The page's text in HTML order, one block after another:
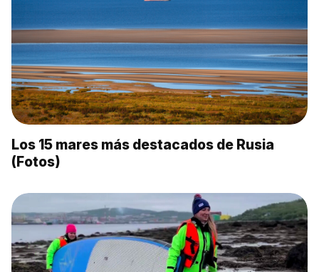
Los 15 mares más destacados de Rusia
(Fotos)